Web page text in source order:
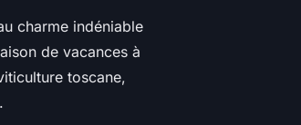
charme indéniable
de vacances à
toscane,